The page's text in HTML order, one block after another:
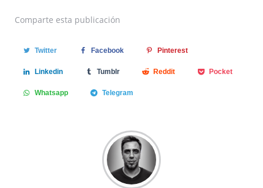
Comparte esta publicación
Twitter Facebook Pinterest
Linkedin Tumblr Reddit Pocket
Whatsapp Telegram